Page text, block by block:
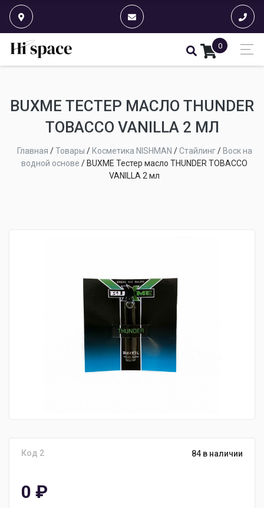
0
BUXME ТЕСТЕР МАСЛО THUNDER
TOBACCO VANILLA 2 МЛ
Главная /Товары / Косметика NISHMAN /Стайлинг/ Воск на
водной основе / BUXME Тестер масло THUNDER TOBACCO
VANILLA 2 мл
Код 2 84 в наличии
0 ₽